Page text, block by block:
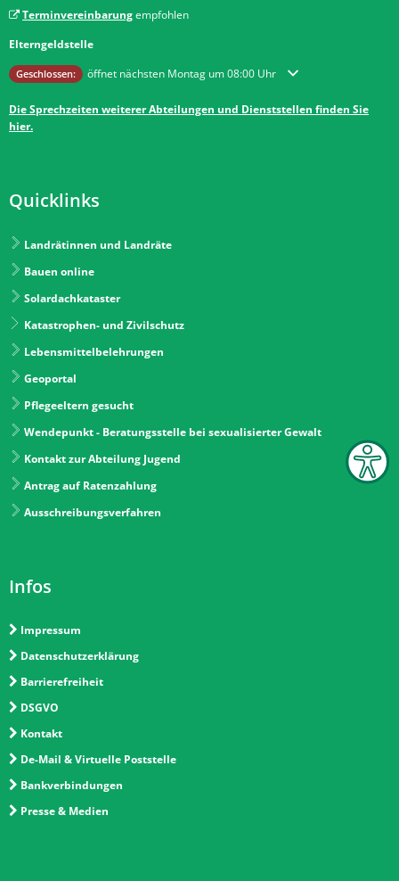
Terminvereinbarungempfohlen
Elterngeldstelle
Klicken, um weitere Öffnungs- oder Schließzeiten auszublenden
Geschlossen: öffnet nächsten Montag um 08:00 Uhr
Die Sprechzeiten weiterer Abteilungen und Dienststellen finden Sie
hier.
Quicklinks
Landrätinnen und Landräte
Bauen online
Solardachkataster
Katastrophen- und Zivilschutz
Lebensmittelbelehrungen
Geoportal
Pflegeeltern gesucht
Wendepunkt - Beratungsstelle bei sexualisierter Gewalt
Kontakt zur Abteilung Jugend
Antrag auf Ratenzahlung
Ausschreibungsverfahren
Infos
Impressum
Datenschutzerklärung
Barrierefreiheit
DSGVO
Kontakt
De-Mail & Virtuelle Poststelle
Bankverbindungen
Presse & Medien